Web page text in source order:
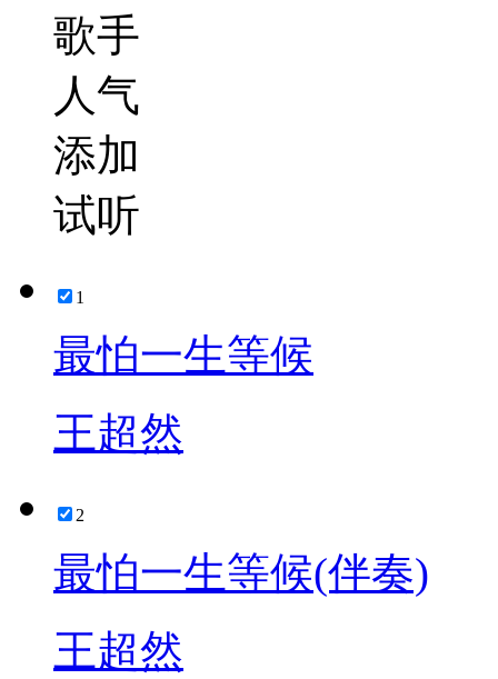
歌手
人气
添加
试听
1
最怕一生等候
王超然
2
最怕一生等候(伴奏)
王超然